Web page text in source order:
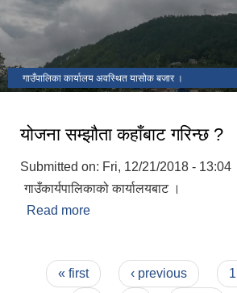
गाउँपालिका कार्यालय अवस्थित यासोक बजार ।
योजना सम्झौता कहाँबाट गरिन्छ ?
Submitted on: Fri, 12/21/2018 - 13:04
गाउँकार्यपालिकाको कार्यालयबाट ।
Read more
Pages
« first ‹ previous 1